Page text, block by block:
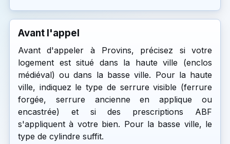
Avant l'appel
Avant d'appeler à Provins, précisez si votre
logement est situé dans la haute ville (enclos
médiéval) ou dans la basse ville. Pour la haute
ville, indiquez le type de serrure visible (ferrure
forgée, serrure ancienne en applique ou
encastrée) et si des prescriptions ABF
s'appliquent à votre bien. Pour la basse ville, le
type de cylindre suffit.